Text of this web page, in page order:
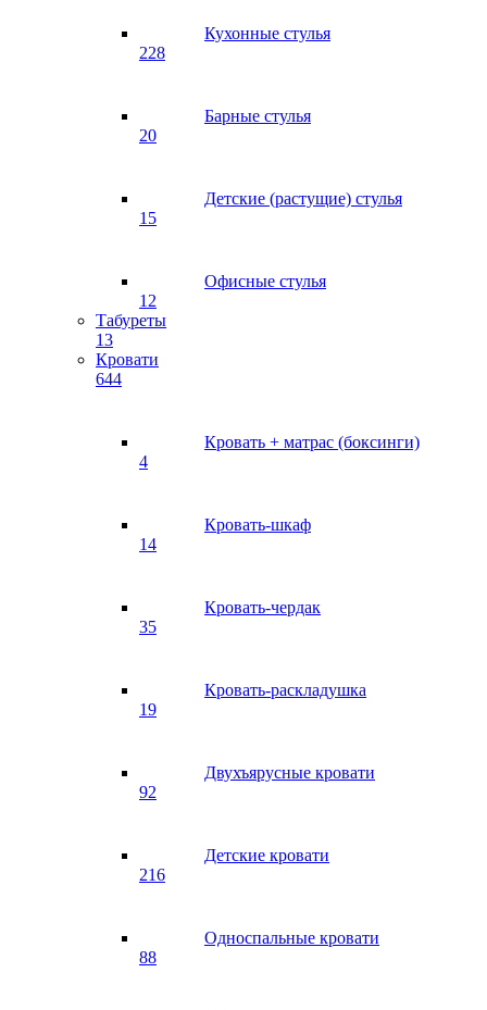
Кухонные стулья
228
Барные стулья
20
Детские (растущие) стулья
15
Офисные стулья
12
Табуреты
13
Кровати
644
Кровать + матрас (боксинги)
4
Кровать-шкаф
14
Кровать-чердак
35
Кровать-раскладушка
19
Двухъярусные кровати
92
Детские кровати
216
Односпальные кровати
88